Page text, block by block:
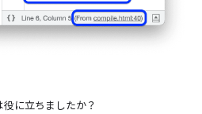
役に立ちましたか？